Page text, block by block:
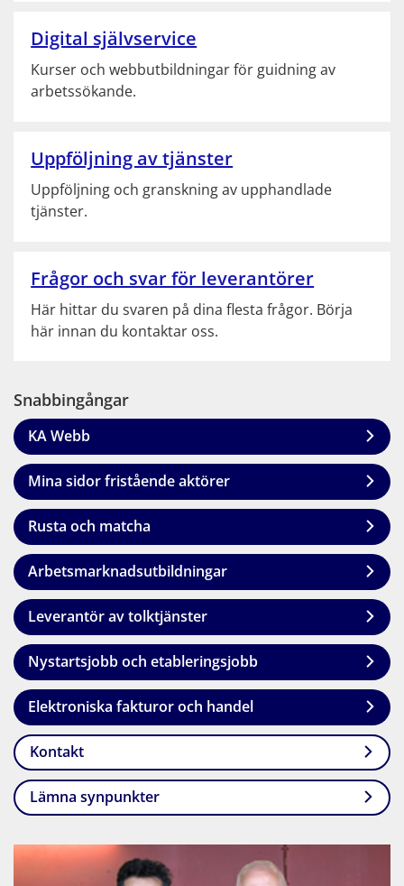
Digital självservice
Kurser och webbutbildningar för guidning av
arbetssökande.
Uppföljning av tjänster
Uppföljning och granskning av upphandlade
tjänster.
Frågor och svar för leverantörer
Här hittar du svaren på dina flesta frågor. Börja
här innan du kontaktar oss.
Snabbingångar
KA Webb
Mina sidor fristående aktörer
Rusta och matcha
Arbetsmarknadsutbildningar
Leverantör av tolktjänster
Nystartsjobb och etableringsjobb
Elektroniska fakturor och handel
Kontakt
Lämna synpunkter